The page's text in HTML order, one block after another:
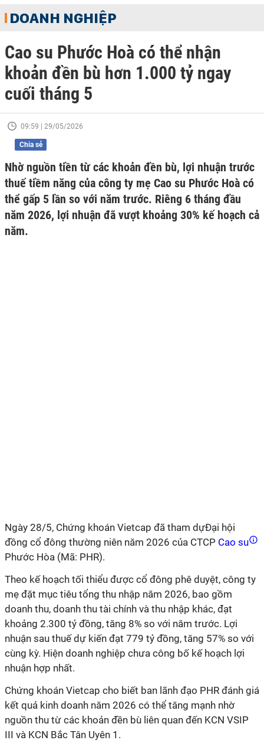
DOANH NGHIỆP
Cao su Phước Hoà có thể nhận
khoản đền bù hơn 1.000 tỷ ngay
cuối tháng 5
09:59 | 29/05/2026
Chia sẻ
Nhờ nguồn tiền từ các khoản đền bù, lợi nhuận trước
thuế tiềm năng của công ty mẹ Cao su Phước Hoà có
thể gấp 5 lần so với năm trước. Riêng 6 tháng đầu
năm 2026, lợi nhuận đã vượt khoảng 30% kế hoạch cả
năm.
Ngày 28/5, Chứng khoán Vietcap đã tham dựĐại hội
đồng cổ đông thường niên năm 2026 của CTCP Cao su
Phước Hòa (Mã: PHR).
Theo kế hoạch tối thiểu được cổ đông phê duyệt, công ty
mẹ đặt mục tiêu tổng thu nhập năm 2026, bao gồm
doanh thu, doanh thu tài chính và thu nhập khác, đạt
khoảng 2.300 tỷ đồng, tăng 8% so với năm trước. Lợi
nhuận sau thuế dự kiến đạt 779 tỷ đồng, tăng 57% so với
cùng kỳ. Hiện doanh nghiệp chưa công bố kế hoạch lợi
nhuận hợp nhất.
Chứng khoán Vietcap cho biết ban lãnh đạo PHR đánh giá
kết quả kinh doanh năm 2026 có thể tăng mạnh nhờ
nguồn thu từ các khoản đền bù liên quan đến KCN VSIP
III và KCN Bắc Tân Uyên 1.